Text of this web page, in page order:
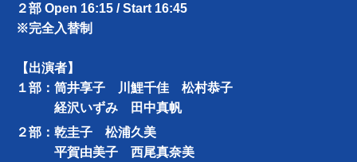
２部 Open 16:15 / Start 16:45
※完全入替制
【出演者】
１部：筒井享子 川鯉千佳 松村恭子
経沢いずみ 田中真帆
２部：乾圭子 松浦久美
平賀由美子 西尾真奈美